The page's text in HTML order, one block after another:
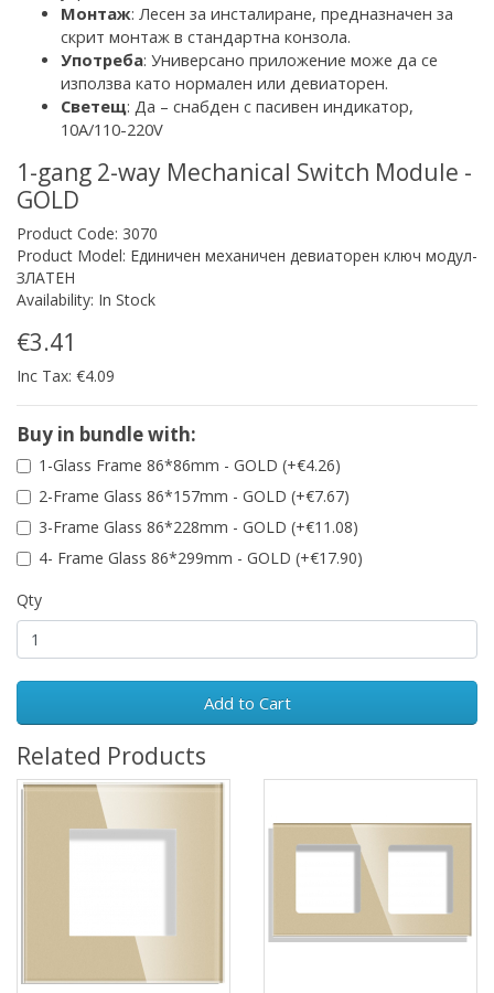
Монтаж: Лесен за инсталиране, предназначен за
скрит монтаж в стандартна конзола.
Употреба: Универсано приложение може да се
използва като нормален или девиаторен.
Светещ: Да – снабден с пасивен индикатор,
10A/110-220V
1-gang 2-way Mechanical Switch Module -
GOLD
Product Code: 3070
Product Model: Единичен механичен девиаторен ключ модул-
ЗЛАТЕН
Availability: In Stock
€3.41
Inc Tax: €4.09
Buy in bundle with:
1-Glass Frame 86*86mm - GOLD (+€4.26)
2-Frame Glass 86*157mm - GOLD (+€7.67)
3-Frame Glass 86*228mm - GOLD (+€11.08)
4- Frame Glass 86*299mm - GOLD (+€17.90)
Qty
Add to Cart
Related Products